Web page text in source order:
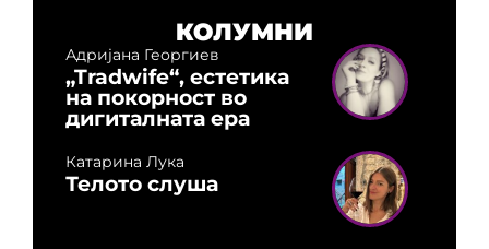
КОЛУМНИ
Адријана Георгиев
„Tradwife“, естетика
на покорност во
дигиталната ера
Катарина Лука
Телото слуша